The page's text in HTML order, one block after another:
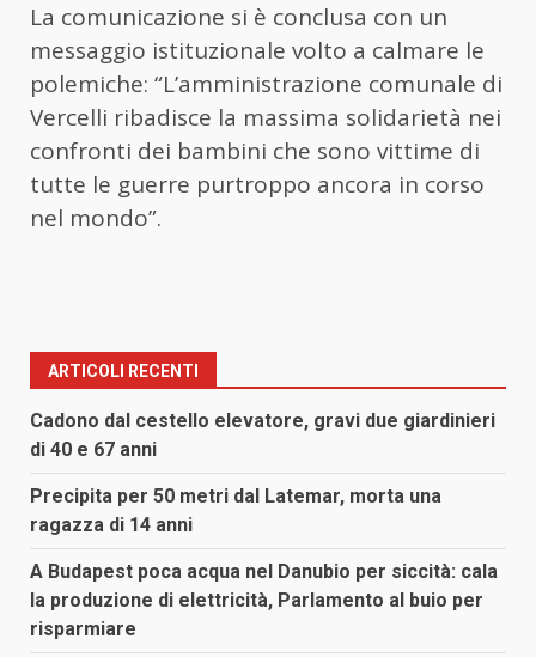
La comunicazione si è conclusa con un
messaggio istituzionale volto a calmare le
polemiche: “L’amministrazione comunale di
Vercelli ribadisce la massima solidarietà nei
confronti dei bambini che sono vittime di
tutte le guerre purtroppo ancora in corso
nel mondo”.
ARTICOLI RECENTI
Cadono dal cestello elevatore, gravi due giardinieri
di 40 e 67 anni
Precipita per 50 metri dal Latemar, morta una
ragazza di 14 anni
A Budapest poca acqua nel Danubio per siccità: cala
la produzione di elettricità, Parlamento al buio per
risparmiare